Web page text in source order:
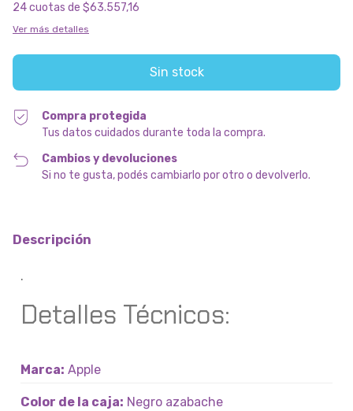
24cuotas de $63.557,16
Ver más detalles
Compra protegida
Tus datos cuidados durante toda la compra.
Cambios y devoluciones
Si no te gusta, podés cambiarlo por otro o devolverlo.
Descripción
.
Detalles Técnicos:
Marca: Apple
Color de la caja: Negro azabache